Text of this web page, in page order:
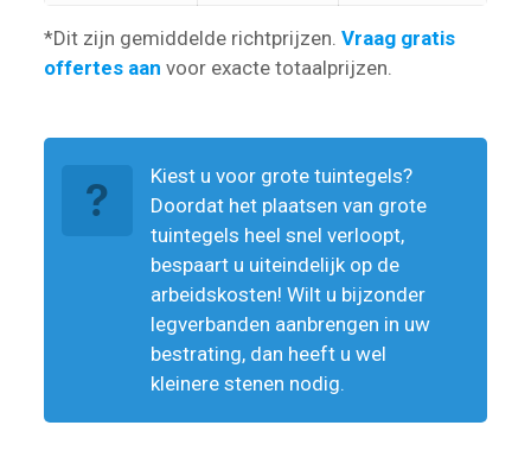
*Dit zijn gemiddelde richtprijzen. Vraag gratis
offertes aan voor exacte totaalprijzen.
Kiest u voor grote tuintegels?
Doordat het plaatsen van grote
tuintegels heel snel verloopt,
bespaart u uiteindelijk op de
arbeidskosten! Wilt u bijzonder
legverbanden aanbrengen in uw
bestrating, dan heeft u wel
kleinere stenen nodig.